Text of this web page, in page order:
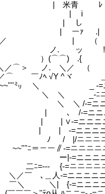
ｰ .〉 /ニニ
ニニニニ
ハﾍ {ニニニニ
ニニニニニ
| ＼ニニ
! )ニニニニニ
.{ ／__(
ノ. ＼／ （ ／ﾆ
／⌒ ￣ﾉﾍ
㍉ ＼ _ -=
ニニニニ
ニニニニニ
ニニニニニ
ニニニニ
ニニニニニ
ニニニニニニ
=ニニニニニニニニ
ニニニニニニニニ
ニニニニニニニ
人-=ニニニニ
{-=ニニニ